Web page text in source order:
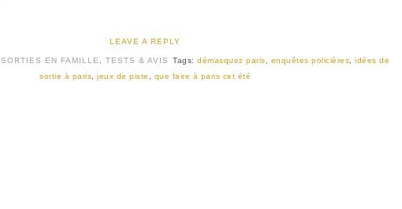
LEAVE A REPLY
SORTIES EN FAMILLE TESTS & AVIS Tags: démasquez paris enquêtes policières
idées de
sortie à paris
jeux de piste que faire à paris cet été